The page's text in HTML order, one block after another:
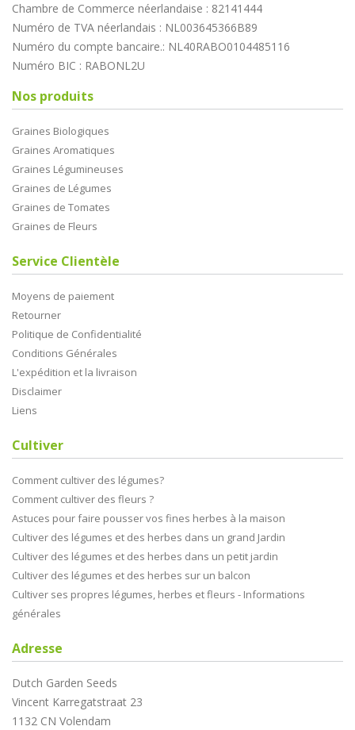
Chambre de Commerce néerlandaise : 82141444
Numéro de TVA néerlandais : NL003645366B89
Numéro du compte bancaire.: NL40RABO0104485116
Numéro BIC : RABONL2U
Nos produits
Graines Biologiques
Graines Aromatiques
Graines Légumineuses
Graines de Légumes
Graines de Tomates
Graines de Fleurs
Service Clientèle
Moyens de paiement
Retourner
Politique de Confidentialité
Conditions Générales
L'expédition et la livraison
Disclaimer
Liens
Cultiver
Comment cultiver des légumes?
Comment cultiver des fleurs ?
Astuces pour faire pousser vos fines herbes à la maison
Cultiver des légumes et des herbes dans un grand Jardin
Cultiver des légumes et des herbes dans un petit jardin
Cultiver des légumes et des herbes sur un balcon
Cultiver ses propres légumes, herbes et fleurs - Informations
générales
Adresse
Dutch Garden Seeds
Vincent Karregatstraat 23
1132 CN Volendam